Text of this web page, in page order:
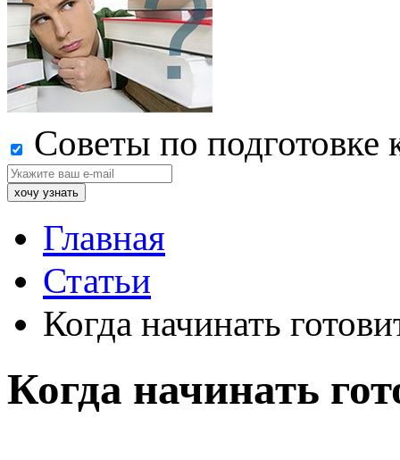
Советы по подготовке
Главная
Статьи
Когда начинать
Когда начинать